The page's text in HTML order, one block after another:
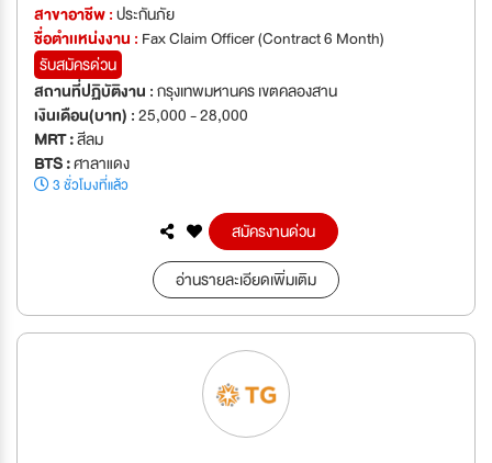
สาขาอาชีพ :ประกันภัย
ชื่อตำเเหน่งงาน : Fax Claim Officer (Contract 6 Month)
รับสมัครด่วน
สถานที่ปฏิบัติงาน :กรุงเทพมหานคร เขตคลองสาน
เงินเดือน(บาท) :25,000 - 28,000
MRT :สีลม
BTS :ศาลาแดง
3 ชั่วโมงที่แล้ว
สมัครงานด่วน
อ่านรายละเอียดเพิ่มเติม